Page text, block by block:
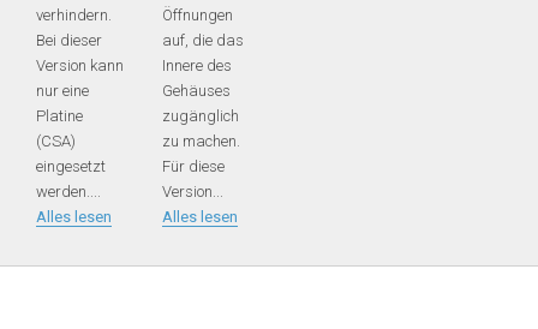
verhindern.
Bei dieser
Version kann
nur eine
Platine
(CSA)
eingesetzt
werden....
Alles lesen
Öffnungen
auf, die das
Innere des
Gehäuses
zugänglich
zu machen.
Für diese
Version...
Alles lesen